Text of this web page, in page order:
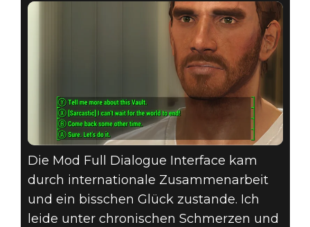
Die Mod Full Dialogue Interface kam
durch internationale Zusammenarbeit
und ein bisschen Glück zustande. Ich
leide unter chronischen Schmerzen und